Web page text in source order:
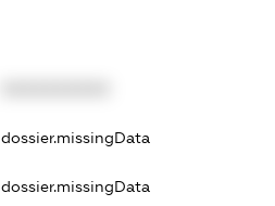
dossier.missingData
dossier.missingData